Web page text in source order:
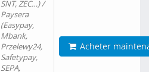
SNT, ZEC…) /
Paysera
(Easypay,
Mbank,
Przelewy24,
Safetypay,
SEPA,
Acheter